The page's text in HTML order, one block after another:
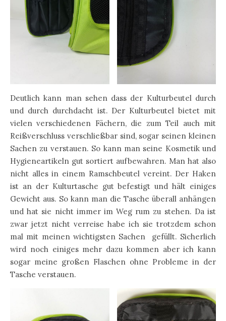
Deutlich kann man sehen dass der Kulturbeutel durch
und durch durchdacht ist. Der Kulturbeutel bietet mit
vielen verschiedenen Fächern, die zum Teil auch mit
Reißverschluss verschließbar sind, sogar seinen kleinen
Sachen zu verstauen. So kann man seine Kosmetik und
Hygieneartikeln gut sortiert aufbewahren. Man hat also
nicht alles in einem Ramschbeutel vereint. Der Haken
ist an der Kulturtasche gut befestigt und hält einiges
Gewicht aus. So kann man die Tasche überall anhängen
und hat sie nicht immer im Weg rum zu stehen. Da ist
zwar jetzt nicht verreise habe ich sie trotzdem schon
mal mit meinen wichtigsten Sachen gefüllt. Sicherlich
wird noch einiges mehr dazu kommen aber ich kann
sogar meine großen Flaschen ohne Probleme in der
Tasche verstauen.